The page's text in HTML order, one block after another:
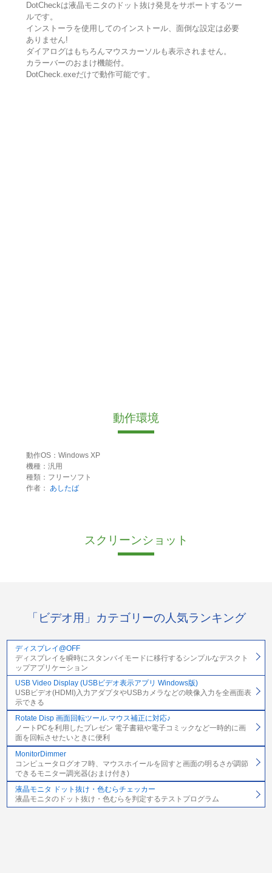
DotCheckは液晶モニタのドット抜け発見をサポートするツー
ルです。
インストーラを使用してのインストール、面倒な設定は必要
ありません!
ダイアログはもちろんマウスカーソルも表示されません。
カラーバーのおまけ機能付。
DotCheck.exeだけで動作可能です。
動作環境
動作OS：Windows XP
機種：汎用
種類：フリーソフト
作者： あしたば
スクリーンショット
「ビデオ用」カテゴリーの人気ランキング
ディスプレイ@OFF
ディスプレイを瞬時にスタンバイモードに移行するシンプルなデスクト
ップアプリケーション
USB Video Display (USBビデオ表示アプリ Windows版)
USBビデオ(HDMI)入力アダプタやUSBカメラなどの映像入力を全画面表
示できる
Rotate Disp 画面回転ツール.マウス補正に対応♪
ノートPCを利用したプレゼン 電子書籍や電子コミックなど一時的に画
面を回転させたいときに便利
MonitorDimmer
コンピュータログオフ時、マウスホイールを回すと画面の明るさが調節
できるモニター調光器(おまけ付き)
液晶モニタ ドット抜け・色むらチェッカー
液晶モニタのドット抜け・色むらを判定するテストプログラム